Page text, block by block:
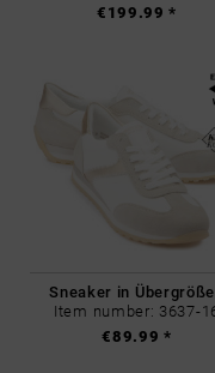
€199.99 *
Sneaker in
Item number: 3637-
€89.99 *